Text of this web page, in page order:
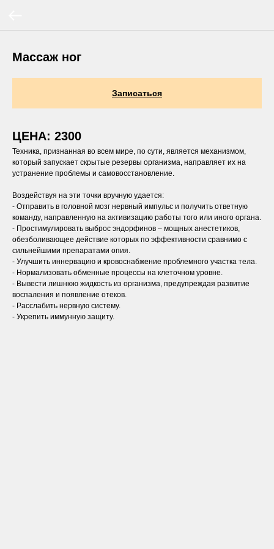
Массаж ног
Записаться
ЦЕНА: 2300
Техника, признанная во всем мире, по сути, является механизмом,
который запускает скрытые резервы организма, направляет их на
устранение проблемы и самовосстановление.
Воздействуя на эти точки вручную удается:
- Отправить в головной мозг нервный импульс и получить ответную
команду, направленную на активизацию работы того или иного органа.
- Простимулировать выброс эндорфинов – мощных анестетиков,
обезболивающее действие которых по эффективности сравнимо с
сильнейшими препаратами опия.
- Улучшить иннервацию и кровоснабжение проблемного участка тела.
- Нормализовать обменные процессы на клеточном уровне.
- Вывести лишнюю жидкость из организма, предупреждая развитие
воспаления и появление отеков.
- Расслабить нервную систему.
- Укрепить иммунную защиту.